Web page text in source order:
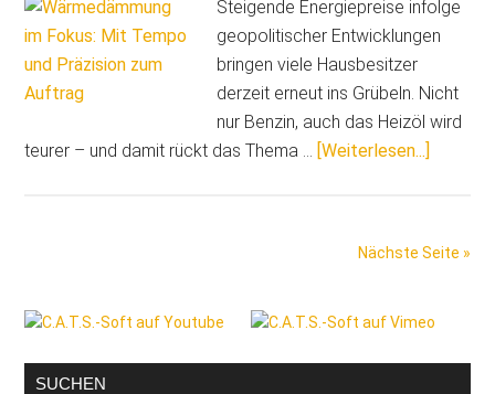
Geld?
Das
geht
Steigende Energiepreise infolge
geopolitischer Entwicklungen
bringen viele Hausbesitzer
derzeit erneut ins Grübeln. Nicht
nur Benzin, auch das Heizöl wird
teurer – und damit rückt das Thema … [Weiterlesen...]
Tempo
Nächste Seite »
Seitenspalte
SUCHEN